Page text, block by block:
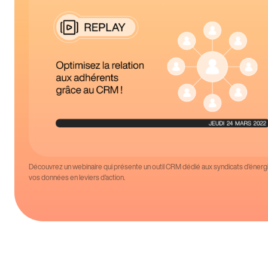
Découvrez un webinaire qui présente un outil CRM dédié aux syndicats
vos données en leviers d’action.